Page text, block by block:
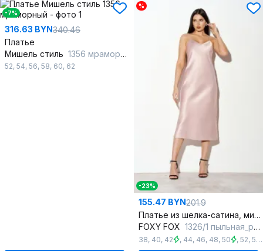
-7%
316.63 BYN340.46
Платье
Мишель стиль 1356 мраморный
52, 54, 56, 58, 60, 62
%
-23%
155.47 BYN201.9
Платье из шелка-сатина, миди, прилегающий силуэт, регулируемые бретели
FOXY FOX 1326/1 пыльная_роза
38, 40, 42 , 44, 46, 48, 50 , 52, 54